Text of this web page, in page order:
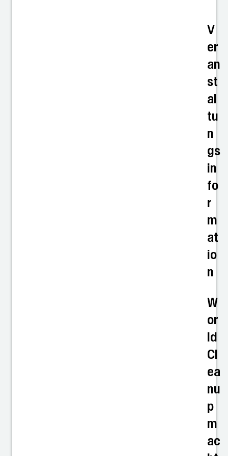
V
er
an
st
al
tu
n
gs
in
fo
r
m
at
io
n
W
or
ld
Cl
ea
nu
p
m
ac